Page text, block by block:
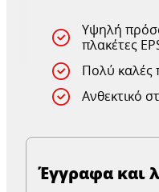
Υψηλή
πλακέτες
Πολύ καλές
Ανθεκτικό
Έγγραφα και